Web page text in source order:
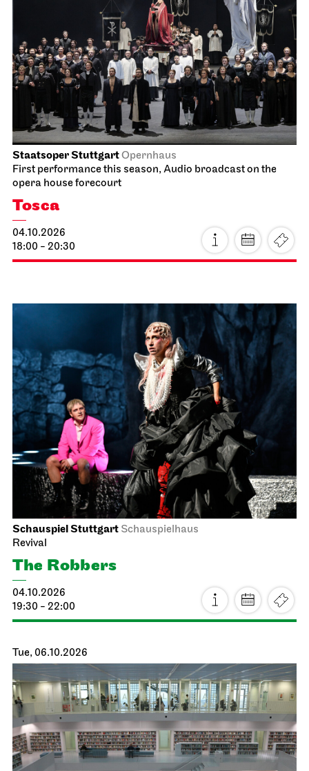
Staatsoper StuttgartOpernhaus
First performance this season, Audio broadcast on the
opera house forecourt
Tosca
04.10.2026
18:00 - 20:30
Schauspiel Stuttgart Schauspielhaus
Revival
The Robbers
04.10.2026
19:30 - 22:00
Tue, 06.10.2026